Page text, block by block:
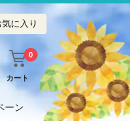
気に入り
カート
0
ーン